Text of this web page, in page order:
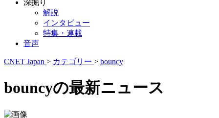
深掘り
解説
インタビュー
特集・連載
音声
CNET Japan > カテゴリー > bouncy
bouncyの最新ニュース